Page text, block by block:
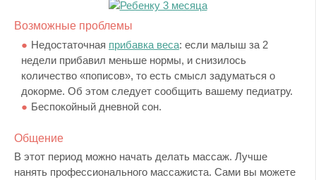
Возможные проблемы
Недостаточная прибавка веса: если малыш за 2
недели прибавил меньше нормы, и снизилось
количество «пописов», то есть смысл задуматься о
докорме. Об этом следует сообщить вашему педиатру.
Беспокойный дневной сон.
Общение
В этот период можно начать делать массаж. Лучше
нанять профессионального массажиста. Сами вы можете